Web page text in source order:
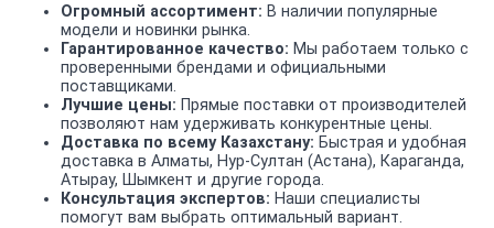
Огромный ассортимент: В наличии популярные
модели и новинки рынка.
Гарантированное качество: Мы работаем только с
проверенными брендами и официальными
поставщиками.
Лучшие цены: Прямые поставки от производителей
позволяют нам удерживать конкурентные цены.
Доставка по всему Казахстану: Быстрая и удобная
доставка в Алматы, Нур-Султан (Астана), Караганда,
Атырау, Шымкент и другие города.
Консультация экспертов: Наши специалисты
помогут вам выбрать оптимальный вариант.